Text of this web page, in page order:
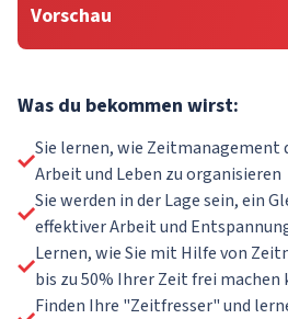
Vorschau
Was du bekommen wirst:
Sie lernen, wie Zeitmanagement
Arbeit und Leben zu organisieren
Sie werden in der Lage sein, ein
effektiver Arbeit und
Lernen, wie Sie mit Hilfe von
bis zu 50% Ihrer Zeit frei machen
Finden Ihre "Zeitfresser" und